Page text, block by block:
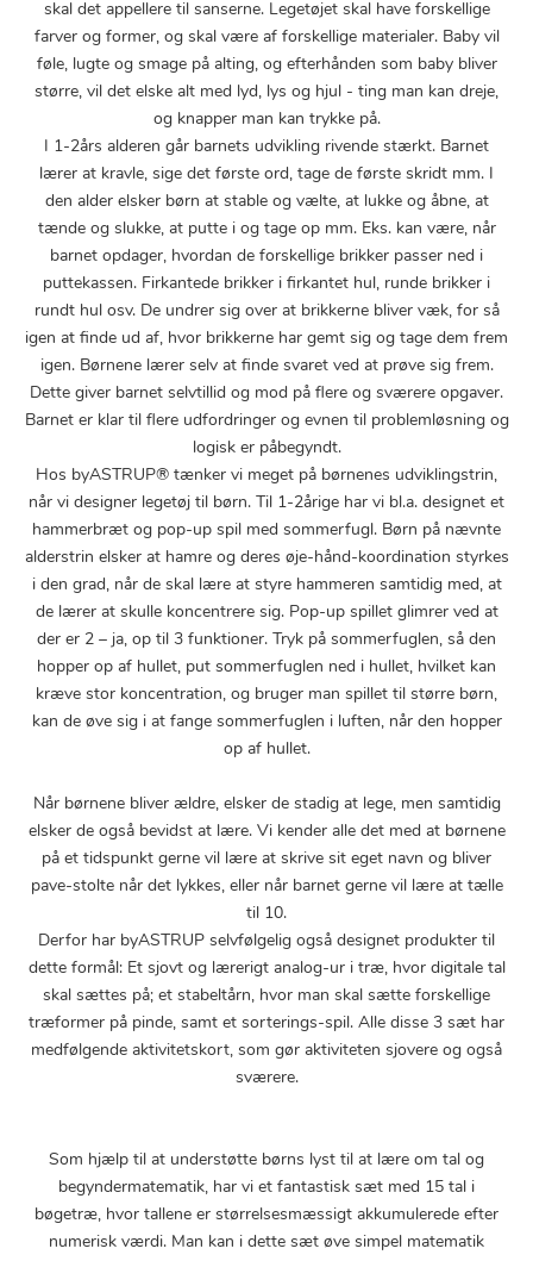
skal det appellere til sanserne. Legetøjet skal have forskellige
farver og former, og skal være af forskellige materialer. Baby vil
føle, lugte og smage på alting, og efterhånden som baby bliver
større, vil det elske alt med lyd, lys og hjul - ting man kan dreje,
og knapper man kan trykke på.
I 1-2års alderen går barnets udvikling rivende stærkt. Barnet
lærer at kravle, sige det første ord, tage de første skridt mm. I
den alder elsker børn at stable og vælte, at lukke og åbne, at
tænde og slukke, at putte i og tage op mm. Eks. kan være, når
barnet opdager, hvordan de forskellige brikker passer ned i
puttekassen. Firkantede brikker i firkantet hul, runde brikker i
rundt hul osv. De undrer sig over at brikkerne bliver væk, for så
igen at finde ud af, hvor brikkerne har gemt sig og tage dem frem
igen. Børnene lærer selv at finde svaret ved at prøve sig frem.
Dette giver barnet selvtillid og mod på flere og sværere opgaver.
Barnet er klar til flere udfordringer og evnen til problemløsning og
logisk er påbegyndt.
Hos byASTRUP® tænker vi meget på børnenes udviklingstrin,
når vi designer legetøj til børn. Til 1-2årige har vi bl.a. designet et
hammerbræt og pop-up spil med sommerfugl. Børn på nævnte
alderstrin elsker at hamre og deres øje-hånd-koordination styrkes
i den grad, når de skal lære at styre hammeren samtidig med, at
de lærer at skulle koncentrere sig. Pop-up spillet glimrer ved at
der er 2 – ja, op til 3 funktioner. Tryk på sommerfuglen, så den
hopper op af hullet, put sommerfuglen ned i hullet, hvilket kan
kræve stor koncentration, og bruger man spillet til større børn,
kan de øve sig i at fange sommerfuglen i luften, når den hopper
op af hullet.
Når børnene bliver ældre, elsker de stadig at lege, men samtidig
elsker de også bevidst at lære. Vi kender alle det med at børnene
på et tidspunkt gerne vil lære at skrive sit eget navn og bliver
pave-stolte når det lykkes, eller når barnet gerne vil lære at tælle
til 10.
Derfor har byASTRUP selvfølgelig også designet produkter til
dette formål: Et sjovt og lærerigt analog-ur i træ, hvor digitale tal
skal sættes på; et stabeltårn, hvor man skal sætte forskellige
træformer på pinde, samt et sorterings-spil. Alle disse 3 sæt har
medfølgende aktivitetskort, som gør aktiviteten sjovere og også
sværere.
Som hjælp til at understøtte børns lyst til at lære om tal og
begyndermatematik, har vi et fantastisk sæt med 15 tal i
bøgetræ, hvor tallene er størrelsesmæssigt akkumulerede efter
numerisk værdi. Man kan i dette sæt øve simpel matematik